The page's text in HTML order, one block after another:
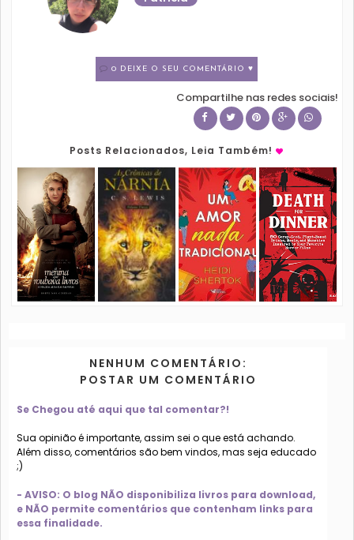
0 DEIXE O SEU COMENTÁRIO ♥
Compartilhe nas redes sociais!
Posts Relacionados, Leia Também!
NENHUM COMENTÁRIO:
POSTAR UM COMENTÁRIO
Se Chegou até aqui que tal comentar?!
Sua opinião é importante, assim sei o que está achando.
Além disso, comentários são bem vindos, mas seja educado
;)
- AVISO: O blog NÃO disponibiliza livros para download,
e NÃO permite comentários que contenham links para
essa finalidade.